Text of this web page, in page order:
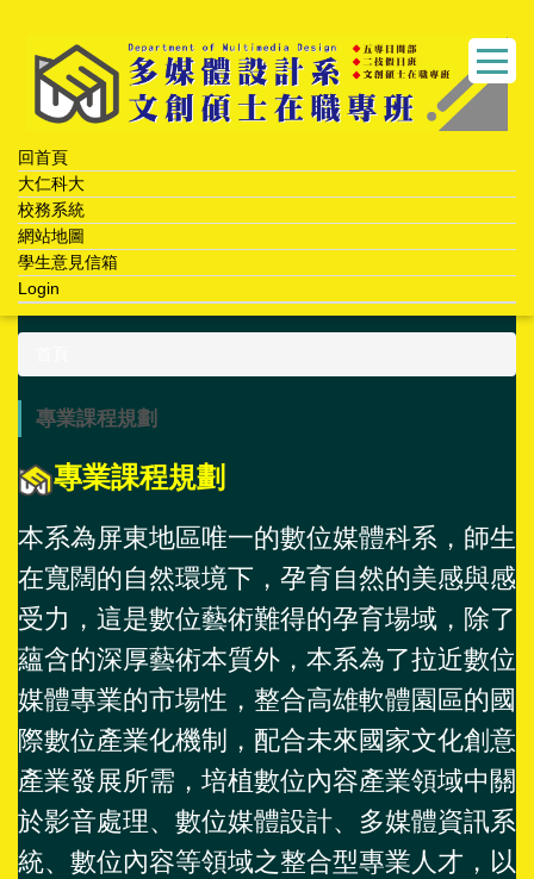
區
回首頁
大仁科大
校務系統
網站地圖
學生意見信箱
Login
專業課程規劃
專業課程規劃
本系為屏東地區唯一的數位媒體科系，師生
在寬闊的自然環境下，孕育自然的美感與感
受力，這是數位藝術難得的孕育場域，除了
蘊含的深厚藝術本質外，本系為了拉近數位
媒體專業的市場性，整合高雄軟體園區的國
際數位產業化機制，配合未來國家文化創意
產業發展所需，培植數位內容產業領域中關
於影音處理、數位媒體設計、多媒體資訊系
統、數位內容等領域之整合型專業人才，以